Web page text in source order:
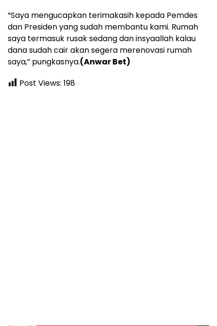
“Saya mengucapkan terimakasih kepada Pemdes
dan Presiden yang sudah membantu kami. Rumah
saya termasuk rusak sedang dan insyaallah kalau
dana sudah cair akan segera merenovasi rumah
saya,” pungkasnya.(Anwar Bet)
Post Views: 198